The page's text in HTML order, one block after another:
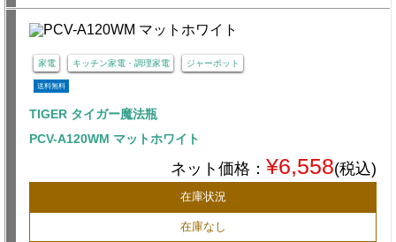
家電 キッチン家電・調理家電 ジャーポット
送料無料
TIGER タイガー魔法瓶
PCV-A120WM マットホワイト
ネット価格： ¥6,558(税込)
在庫状況
在庫なし